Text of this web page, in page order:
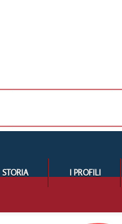
STORIA I PROFILI